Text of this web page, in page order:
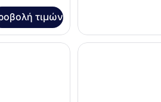
τιμών